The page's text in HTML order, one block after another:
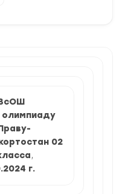
олимпиаду
02
,
г.